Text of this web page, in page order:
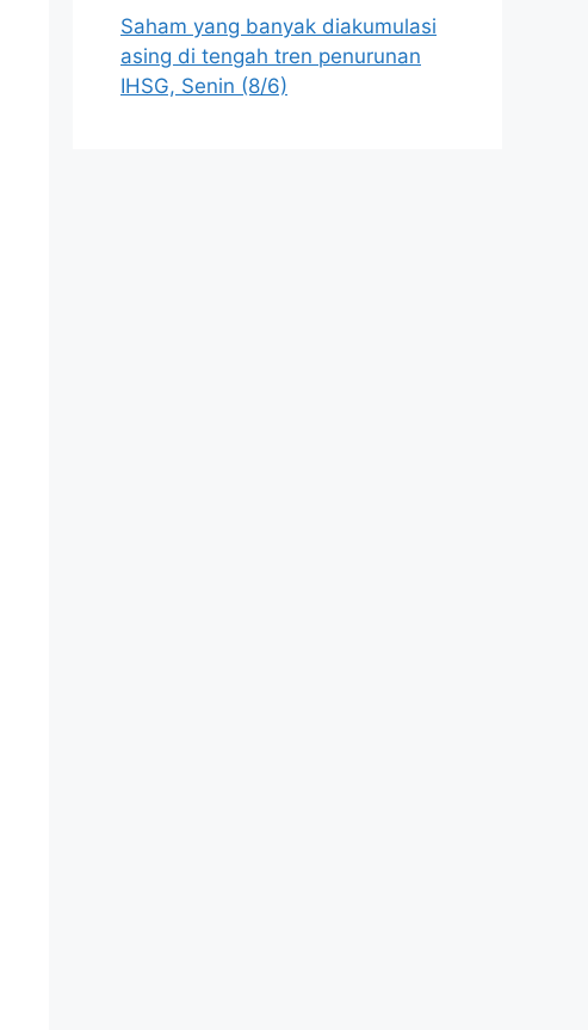
Saham yang banyak diakumulasi
asing di tengah tren penurunan
IHSG, Senin (8/6)